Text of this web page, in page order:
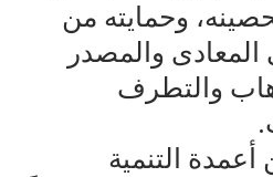
وحمايته من
المعادى والمصدر
والتطرف
أعمدة التنمية